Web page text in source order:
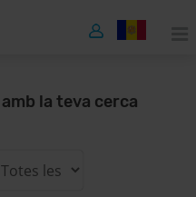
la teva cerca